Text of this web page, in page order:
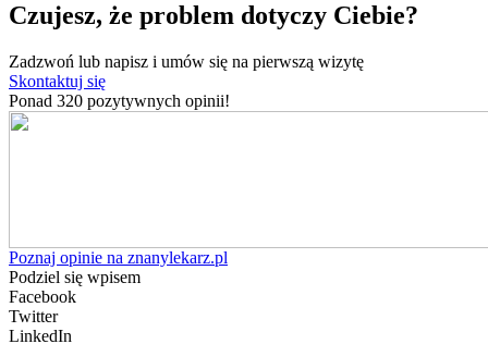
Czujesz, że problem dotyczy Ciebie?
Zadzwoń lub napisz i umów się na pierwszą wizytę
Skontaktuj się
Ponad 320 pozytywnych opinii!
Poznaj opinie na znanylekarz.pl
Podziel się wpisem
Facebook
Twitter
LinkedIn